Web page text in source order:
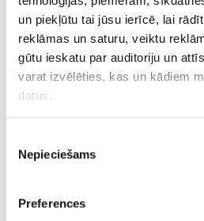
un piekļūtu tai jūsu ierīcē, lai
reklāmas un saturu, veiktu
gūtu ieskatu par auditoriju un
varat izvēlēties, kas un kādiem
datus.
apkopot informāciju par
Identificēt ierīci, veicot
izvēle
Nepieciešams
Preferences
Atstāt atsauksmi
Līdzīgi produkti